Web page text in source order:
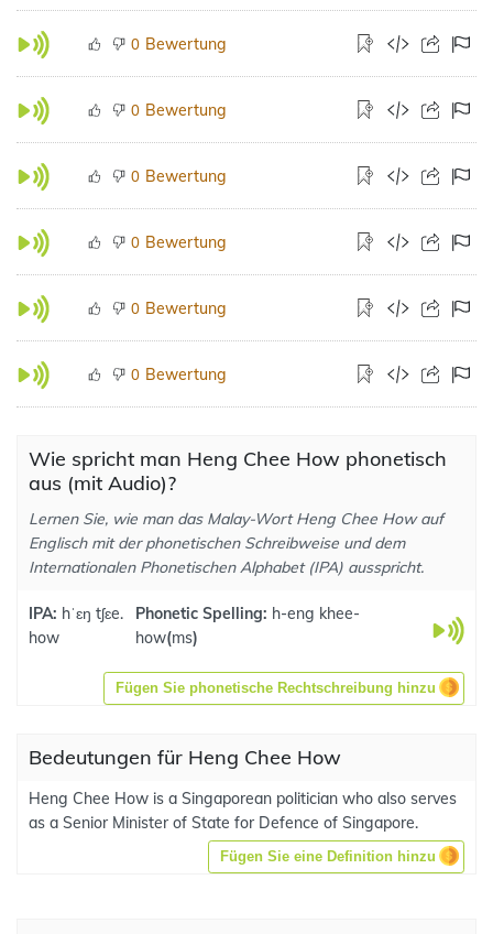
0 Bewertung
0 Bewertung
0 Bewertung
0 Bewertung
0 Bewertung
0 Bewertung
Wie spricht man Heng Chee How phonetisch
aus (mit Audio)?
Lernen Sie, wie man das Malay-Wort Heng Chee How auf
Englisch mit der phonetischen Schreibweise und dem
Internationalen Phonetischen Alphabet (IPA) ausspricht.
IPA: hˈɛŋ tʃɛe.
how
Phonetic Spelling: h-eng khee-
how(ms)
Fügen Sie phonetische Rechtschreibung hinzu
Bedeutungen für Heng Chee How
Heng Chee How is a Singaporean politician who also serves
as a Senior Minister of State for Defence of Singapore.
Fügen Sie eine Definition hinzu